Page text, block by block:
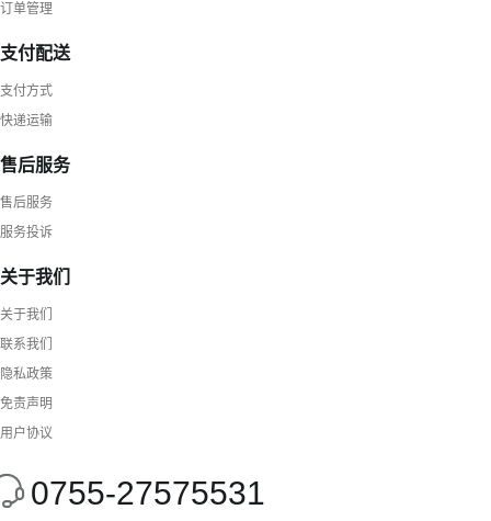
订单管理
支付配送
支付方式
快递运输
售后服务
售后服务
服务投诉
关于我们
关于我们
联系我们
隐私政策
免责声明
用户协议
0755-27575531